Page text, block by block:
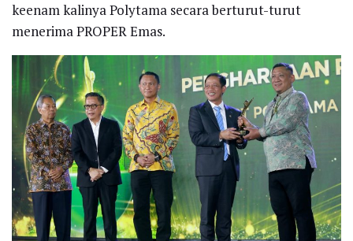
keenam kalinya Polytama secara berturut-turut
menerima PROPER Emas.